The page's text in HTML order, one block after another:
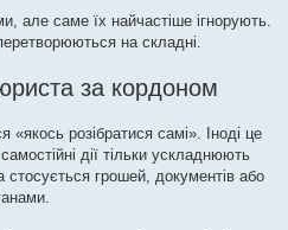
але саме їх найчастіше ігнорують.
на складні.
за кордоном
розібратися самі». Іноді це
дії тільки ускладнюють
грошей, документів або